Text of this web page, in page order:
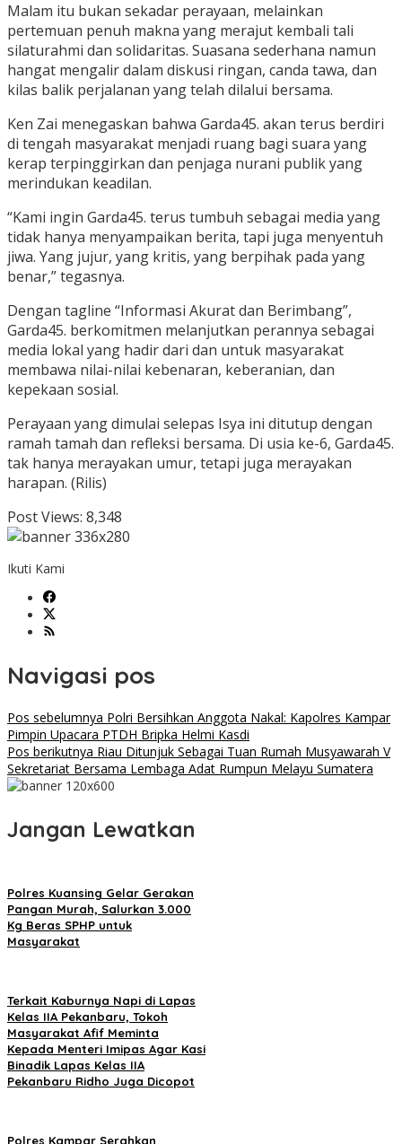
Malam itu bukan sekadar perayaan, melainkan
pertemuan penuh makna yang merajut kembali tali
silaturahmi dan solidaritas. Suasana sederhana namun
hangat mengalir dalam diskusi ringan, canda tawa, dan
kilas balik perjalanan yang telah dilalui bersama.
Ken Zai menegaskan bahwa Garda45. akan terus berdiri
di tengah masyarakat menjadi ruang bagi suara yang
kerap terpinggirkan dan penjaga nurani publik yang
merindukan keadilan.
“Kami ingin Garda45. terus tumbuh sebagai media yang
tidak hanya menyampaikan berita, tapi juga menyentuh
jiwa. Yang jujur, yang kritis, yang berpihak pada yang
benar,” tegasnya.
Dengan tagline “Informasi Akurat dan Berimbang”,
Garda45. berkomitmen melanjutkan perannya sebagai
media lokal yang hadir dari dan untuk masyarakat
membawa nilai-nilai kebenaran, keberanian, dan
kepekaan sosial.
Perayaan yang dimulai selepas Isya ini ditutup dengan
ramah tamah dan refleksi bersama. Di usia ke-6, Garda45.
tak hanya merayakan umur, tetapi juga merayakan
harapan. (Rilis)
Post Views: 8,348
Ikuti Kami
Navigasi pos
Pos sebelumnya Polri Bersihkan Anggota Nakal: Kapolres Kampar
Pimpin Upacara PTDH Bripka Helmi Kasdi
Pos berikutnya Riau Ditunjuk Sebagai Tuan Rumah Musyawarah V
Sekretariat Bersama Lembaga Adat Rumpun Melayu Sumatera
Jangan Lewatkan
Polres Kuansing Gelar Gerakan
Pangan Murah, Salurkan 3.000
Kg Beras SPHP untuk
Masyarakat
Terkait Kaburnya Napi di Lapas
Kelas IIA Pekanbaru, Tokoh
Masyarakat Afif Meminta
Kepada Menteri Imipas Agar Kasi
Binadik Lapas Kelas IIA
Pekanbaru Ridho Juga Dicopot
Polres Kampar Serahkan